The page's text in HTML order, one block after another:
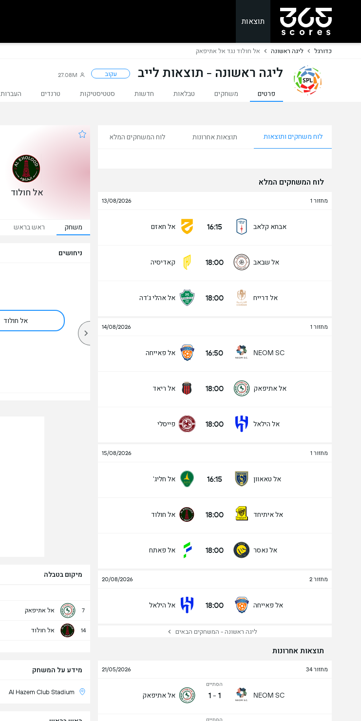
תוצאות
כדורגל ליגה ראשונה אל חולוד נגד אל אתיפאק
ליגה ראשונה - תוצאות לייב עקוב 27.08M
פרטים משחקים טבלאות חדשות סטטיסטיקות טרנדים העברות
לוח משחקים ותוצאות תוצאות אחרונות לוח המשחקים המלא
לוח המשחקים המלא
מחזור 1 13/08/2026
אבחא קלאב 16:15 אל חאזם
אל שבאב 18:00 קאדיסיה
אל דרייח 18:00 אל אהלי ג'דה
מחזור 1 14/08/2026
NEOM SC
16:50 אל פאייחה
אל אתיפאק 18:00 אל ריאד
אל הילאל 18:00 פייסלי
מחזור 1 15/08/2026
אל טאאוון 16:15 אל חליג'
אל איתיחד 18:00 אל חולוד
אל נאסר 18:00 אל פאתח
מחזור 2 20/08/2026
אל פאייחה 18:00 אל הילאל
ליגה ראשונה - המשחקים הבאים
תוצאות אחרונות
מחזור 34 21/05/2026
NEOM SC
הסתיים
1
-
1 אל אתיפאק
הסתיים
אל חולוד
משחק ראש בראש
ניחושים
אל חולוד
מיקום בטבלה
7 אל אתיפאק
14 אל חולוד
מידע על המשחק
Al Hazem Club Stadium